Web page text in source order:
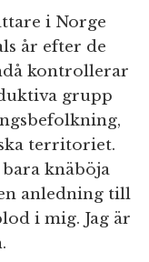
i Norge
år efter de
kontrollerar
grupp
territoriet.
knäböja
anledning till
i mig. Jag är